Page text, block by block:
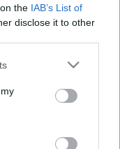
the IAB’s List of
disclose it to other
or more Google
You may click to
third-party tags to
in below Google